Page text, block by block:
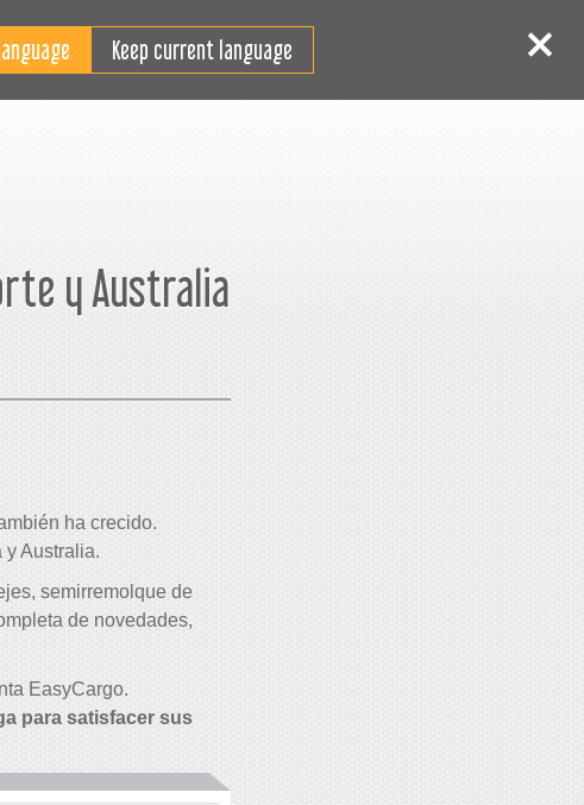
Keep current language
y Australia
ha crecido.
y Australia.
semirremolque de
de novedades,
EasyCargo.
para satisfacer sus